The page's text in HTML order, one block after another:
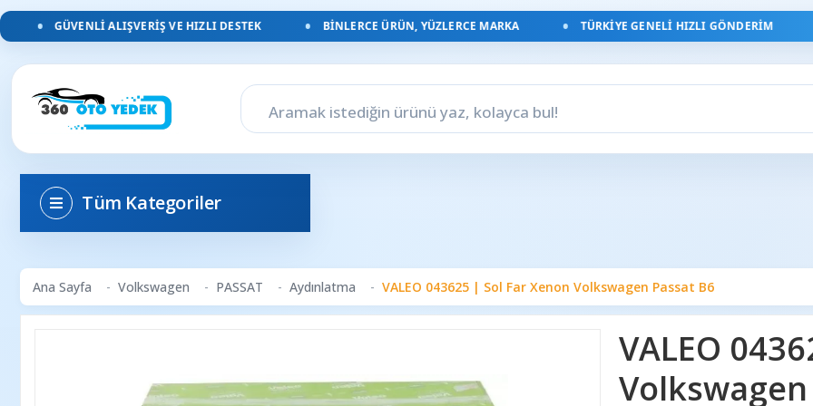
GÜVENLI ALIŞVERIŞ VE HIZLI DESTEK BINLERCE ÜRÜN, YÜZLERCE MARKA TÜRKIYE GENELI HIZLI GÖNDERIM
Tüm Kategoriler
Ana Sayfa Volkswagen PASSAT Aydınlatma VALEO 043625 | Sol Far Xenon Volkswagen Passat B6
VALEO